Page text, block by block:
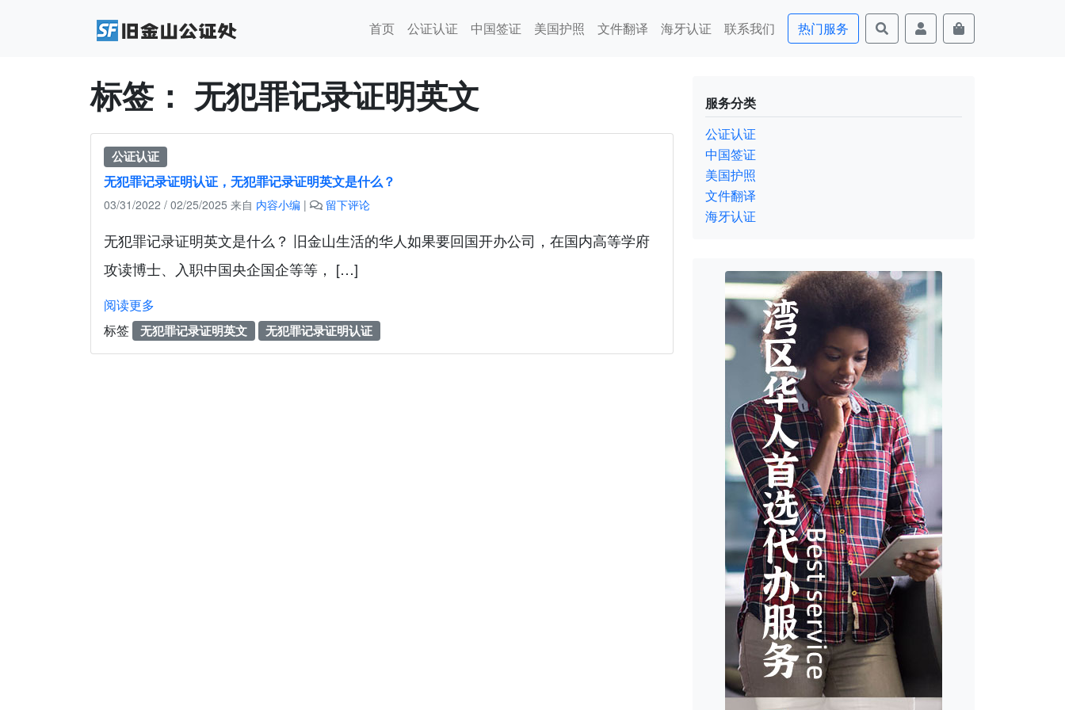
热门服务
首页 公证认证 中国签证 美国护照 文件翻译 海牙认证 联系我们
标签： 无犯罪记录证明英文
公证认证
无犯罪记录证明认证，无犯罪记录证明英文是什么？
03/31/2022 / 02/25/2025 来自 内容小编 | 留下评论
无犯罪记录证明英文是什么？ 旧金山生活的华人如果要回国开办公司，在国内高等学府
攻读博士、入职中国央企国企等等， […]
阅读更多
标签
无犯罪记录证明英文 无犯罪记录证明认证
服务分类
公证认证
中国签证
美国护照
文件翻译
海牙认证